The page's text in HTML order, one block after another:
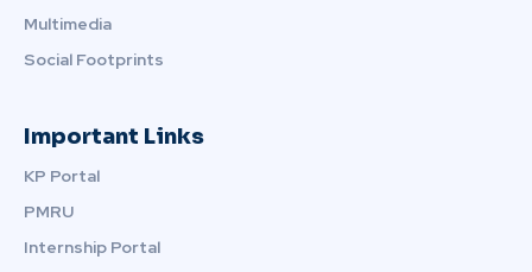
Multimedia
Social Footprints
Important Links
KP Portal
PMRU
Internship Portal